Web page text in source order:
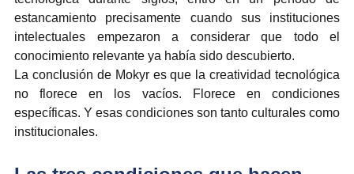
estancamiento precisamente cuando sus instituciones
intelectuales empezaron a considerar que todo el
conocimiento relevante ya había sido descubierto.
La conclusión de Mokyr es que la creatividad tecnológica
no florece en los vacíos. Florece en condiciones
específicas. Y esas condiciones son tanto culturales como
institucionales.